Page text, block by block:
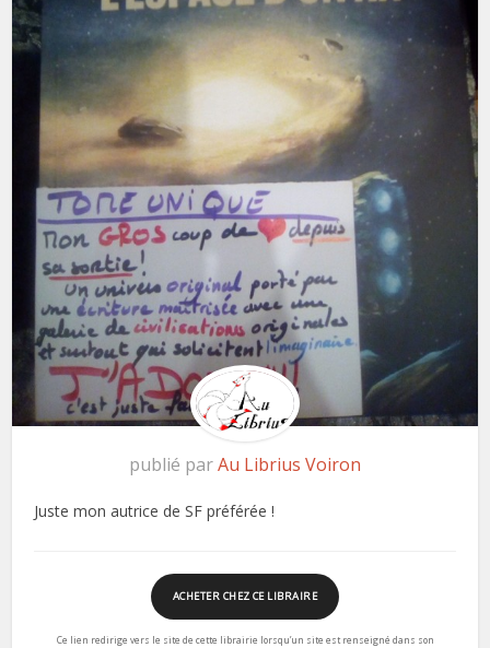
publié parAu Librius Voiron
Juste mon autrice de SF préférée !
ACHETER CHEZ CE LIBRAIRE
Ce lien redirige vers le site de cette librairie lorsqu’un site est renseigné dans son